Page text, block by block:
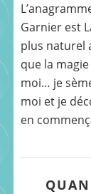
Garnier est
plus naturel
que la
moi… je
moi et je
en